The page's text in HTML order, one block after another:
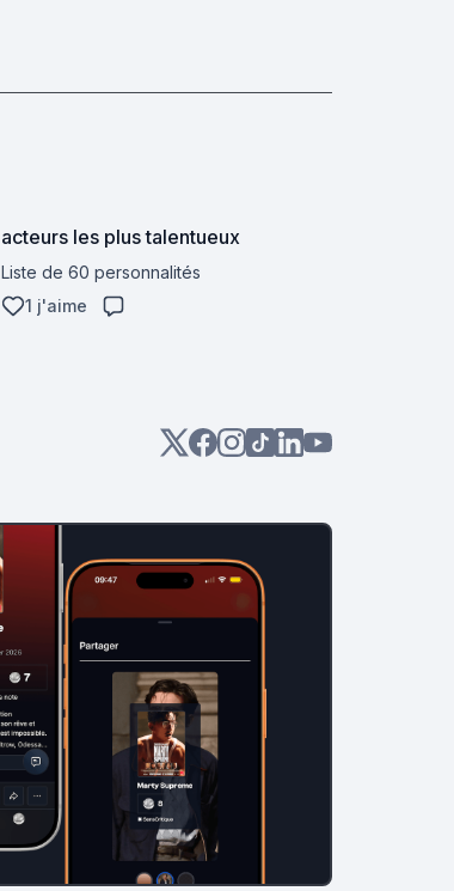
acteurs les plus talentueux
Liste de 60 personnalités
1 j'aime